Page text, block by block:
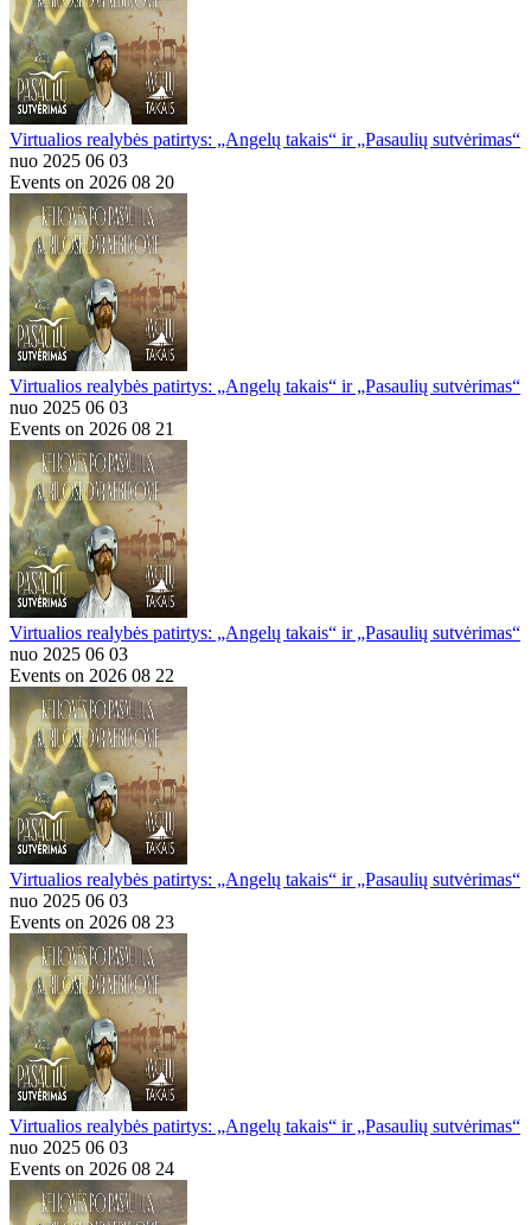
Virtualios realybės patirtys: „Angelų takais“ ir „Pasaulių sutvėrimas“
nuo 2025 06 03
Events on 2026 08 20
Virtualios realybės patirtys: „Angelų takais“ ir „Pasaulių sutvėrimas“
nuo 2025 06 03
Events on 2026 08 21
Virtualios realybės patirtys: „Angelų takais“ ir „Pasaulių sutvėrimas“
nuo 2025 06 03
Events on 2026 08 22
Virtualios realybės patirtys: „Angelų takais“ ir „Pasaulių sutvėrimas“
nuo 2025 06 03
Events on 2026 08 23
Virtualios realybės patirtys: „Angelų takais“ ir „Pasaulių sutvėrimas“
nuo 2025 06 03
Events on 2026 08 24